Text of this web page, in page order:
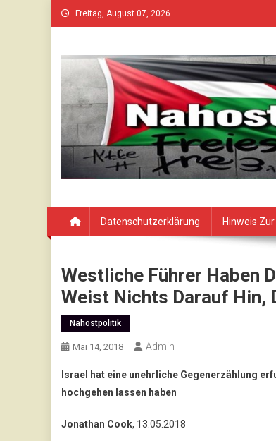
Skip
to
Freitag, August 07, 2026
Datenschutzerklärung Hinweis
Westliche Führer Haben
Weist Nichts Darauf Hin,
Nahostpolitik
Mai 14, 2018 Admin
Israel hat eine unehrliche Gegenerzählung
hochgehen lassen haben
Jonathan Cook, 13.05.2018